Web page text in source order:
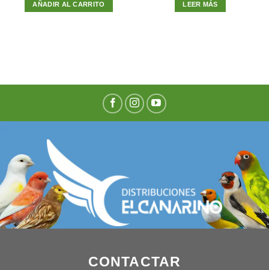
AÑADIR AL CARRITO LEER MÁS
CONTACTAR